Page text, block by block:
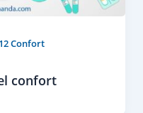
Confort
confort